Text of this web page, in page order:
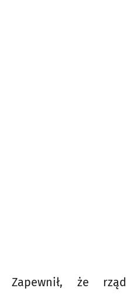
Zapewnił, że rząd